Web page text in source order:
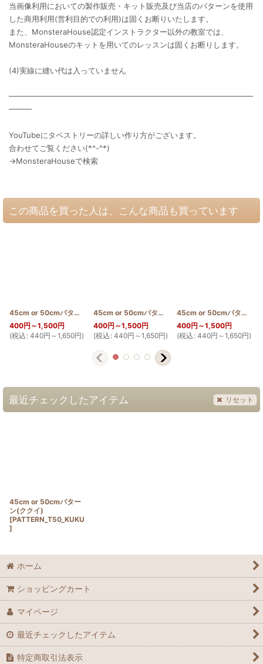
当画像利用においての製作販売・キット販売及び当店のパターンを使用
した商用利用(営利目的での利用)は固くお断りいたします。
また、MonsteraHouse認定インストラクター以外の教室では、
MonsteraHouseのキットを用いてのレッスンは固くお断りします。
(4)実線に縫い代は入っていません
━━━━━━━━━━━━━━━━━━━━━━━━━━━━━━━━
━━━
YouTubeにタペストリーの詳しい作り方がございます。
合わせてご覧ください(*^-^*)
→MonsteraHouseで検索
この商品を買った人は、こんな商品も買っています
45cm or 50cmパターン(トックリキワタ) [PATTERN_T50_TOKKURI]
400円 ～1,500円
(税込 : 440円 ～1,650円)
45cm or 50cmパターン(クジラ) [
400円 ～1,500円
(税込 : 440円 ～1,650円)
45cm or 50cmパターン(イリマ)
400円 ～1,500円
(税込 : 440円 ～1,650円)
最近チェックしたアイテム リセット
45cm or 50cmパター
ン(ククイ)
[PATTERN_T50_KUKU
]
ホーム
ショッピングカート
マイページ
最近チェックしたアイテム
特定商取引法表示